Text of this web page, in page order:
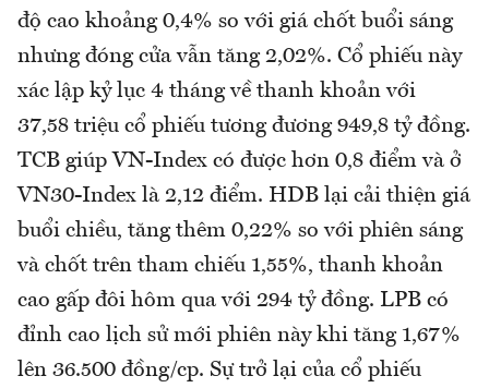
độ cao khoảng 0,4% so với giá chốt buổi sáng
nhưng đóng cửa vẫn tăng 2,02%. Cổ phiếu này
xác lập kỷ lục 4 tháng về thanh khoản với
37,58 triệu cổ phiếu tương đương 949,8 tỷ đồng.
TCB giúp VN-Index có được hơn 0,8 điểm và ở
VN30-Index là 2,12 điểm. HDB lại cải thiện giá
buổi chiều, tăng thêm 0,22% so với phiên sáng
và chốt trên tham chiếu 1,55%, thanh khoản
cao gấp đôi hôm qua với 294 tỷ đồng. LPB có
đỉnh cao lịch sử mới phiên này khi tăng 1,67%
lên 36.500 đồng/cp. Sự trở lại của cổ phiếu